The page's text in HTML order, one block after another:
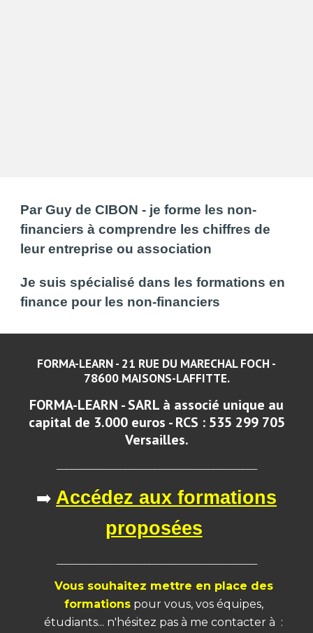
Par Guy de CIBON - je forme les non-
financiers à comprendre les chiffres de
leur entreprise ou association
Je suis spécialisé dans les formations en
finance pour les non-financiers
FORMA-LEARN - 21 RUE DU MARECHAL FOCH -
78600 MAISONS-LAFFITTE.
FORMA-LEARN - SARL à associé unique au
capital de 3.000 euros - RCS : 535 299 705
Versailles.
➡️ Accédez aux formations
proposées
Vous souhaitez mettre en place des
formationspour vous, vos équipes,
étudiants... n'hésitez pas à me contacter à :